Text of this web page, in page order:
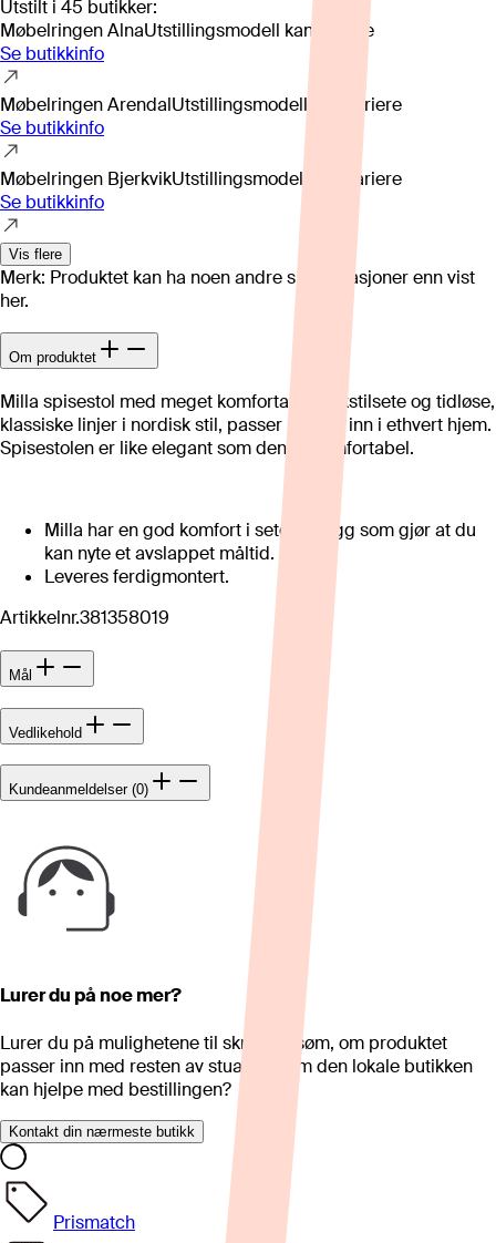
Utstilt i 45 butikker:
Møbelringen AlnaUtstillingsmodell kan variere
Se butikkinfo
Møbelringen ArendalUtstillingsmodell kan variere
Se butikkinfo
Møbelringen BjerkvikUtstillingsmodell kan variere
Se butikkinfo
Vis flere
Merk: Produktet kan ha noen andre spesifikasjoner enn vist
her.
Om produktet
Milla spisestol med meget komfortabelt tekstilsete og tidløse,
klassiske linjer i nordisk stil, passer perfekt inn i ethvert hjem.
Spisestolen er like elegant som den er komfortabel.
Milla har en god komfort i sete og rygg som gjør at du
kan nyte et avslappet måltid.
Leveres ferdigmontert.
Artikkelnr.381358019
Mål
Vedlikehold
Kundeanmeldelser (0)
Lurer du på noe mer?
Lurer du på mulighetene til skreddersøm, om produktet
passer inn med resten av stua eller om den lokale butikken
kan hjelpe med bestillingen?
Kontakt din nærmeste butikk
Prismatch